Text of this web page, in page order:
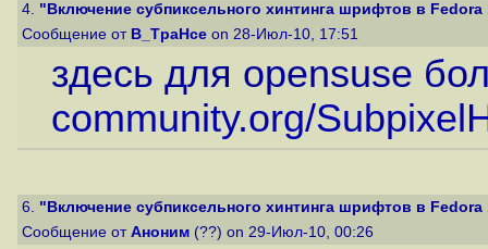
4. "Включение субпиксельного хинтинга шрифтов в Fedora
Сообщение от B_TpaHce on 28-Июл-10, 17:51
здесь для opensuse
community.org/
6. "Включение субпиксельного хинтинга шрифтов в Fedora
Сообщение от Аноним (??) on 29-Июл-10, 00:26